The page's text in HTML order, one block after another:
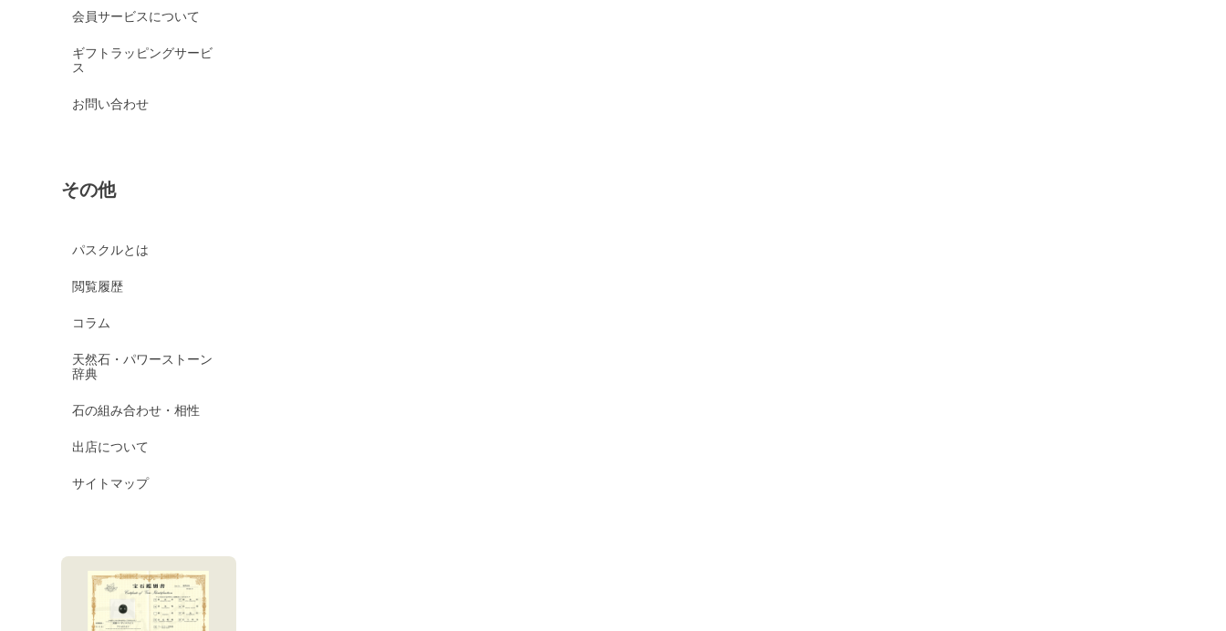
会員サービスについて
ギフトラッピングサービ
ス
お問い合わせ
その他
パスクルとは
閲覧履歴
コラム
天然石・パワーストーン
辞典
石の組み合わせ・相性
出店について
サイトマップ